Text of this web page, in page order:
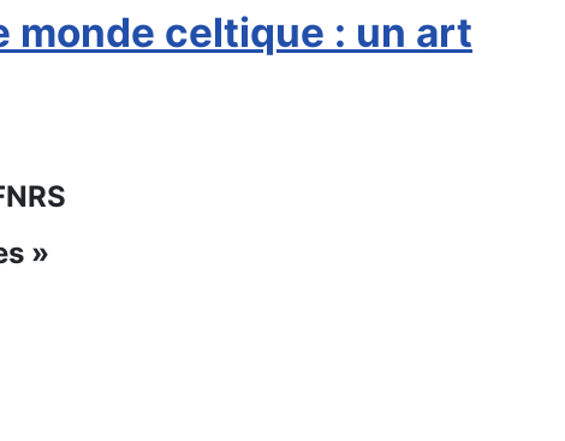
monde celtique : un art
»